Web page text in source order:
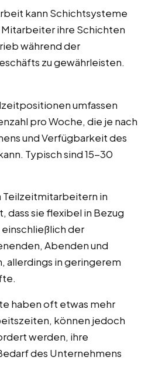
kann Schichtsysteme
ihre Schichten
während der
zu gewährleisten.
umfassen
pro Woche, die je nach
und Verfügbarkeit des
Typisch sind 15-30
Teilzeitmitarbeitern in
dass sie flexibel in Bezug
der
Abenden und
allerdings in geringerem
haben oft etwas mehr
können jedoch
werden, ihre
des Unternehmens